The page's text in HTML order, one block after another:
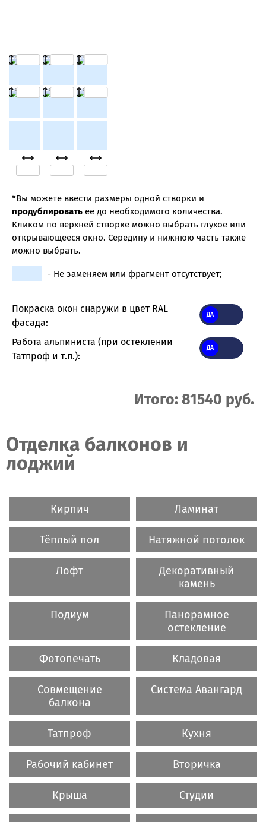
*Вы можете ввести размеры одной створки и
продублировать её до необходимого количества.
Кликом по верхней створке можно выбрать глухое или
открывающееся окно. Середину и нижнюю часть также
можно выбрать.
- Не заменяем или фрагмент отсутствует;
Покраска окон снаружи в цвет RAL
фасада:
Работа альпиниста (при остеклении
Татпроф и т.п.):
Итого: 81540 руб.
Отделка балконов и
лоджий
Кирпич Ламинат
Тёплый пол Натяжной потолок
Лофт
Декоративный
камень
Подиум
Панорамное
остекление
Фотопечать Кладовая
Совмещение
балкона
Система Авангард
Татпроф Кухня
Рабочий кабинет Вторичка
Крыша Студии